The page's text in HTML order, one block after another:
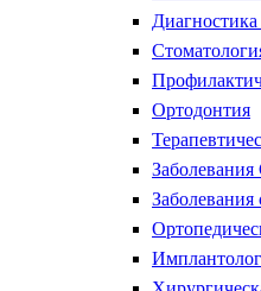
Ортодонтия